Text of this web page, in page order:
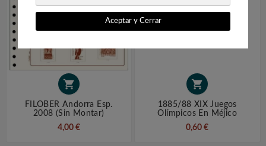
Aceptar y Cerrar

FILOBER Andorra Esp.
2008 (sin Montar)
4,00 €

1885/88 XIX Juegos
Olímpicos En Méjico
0,60 €